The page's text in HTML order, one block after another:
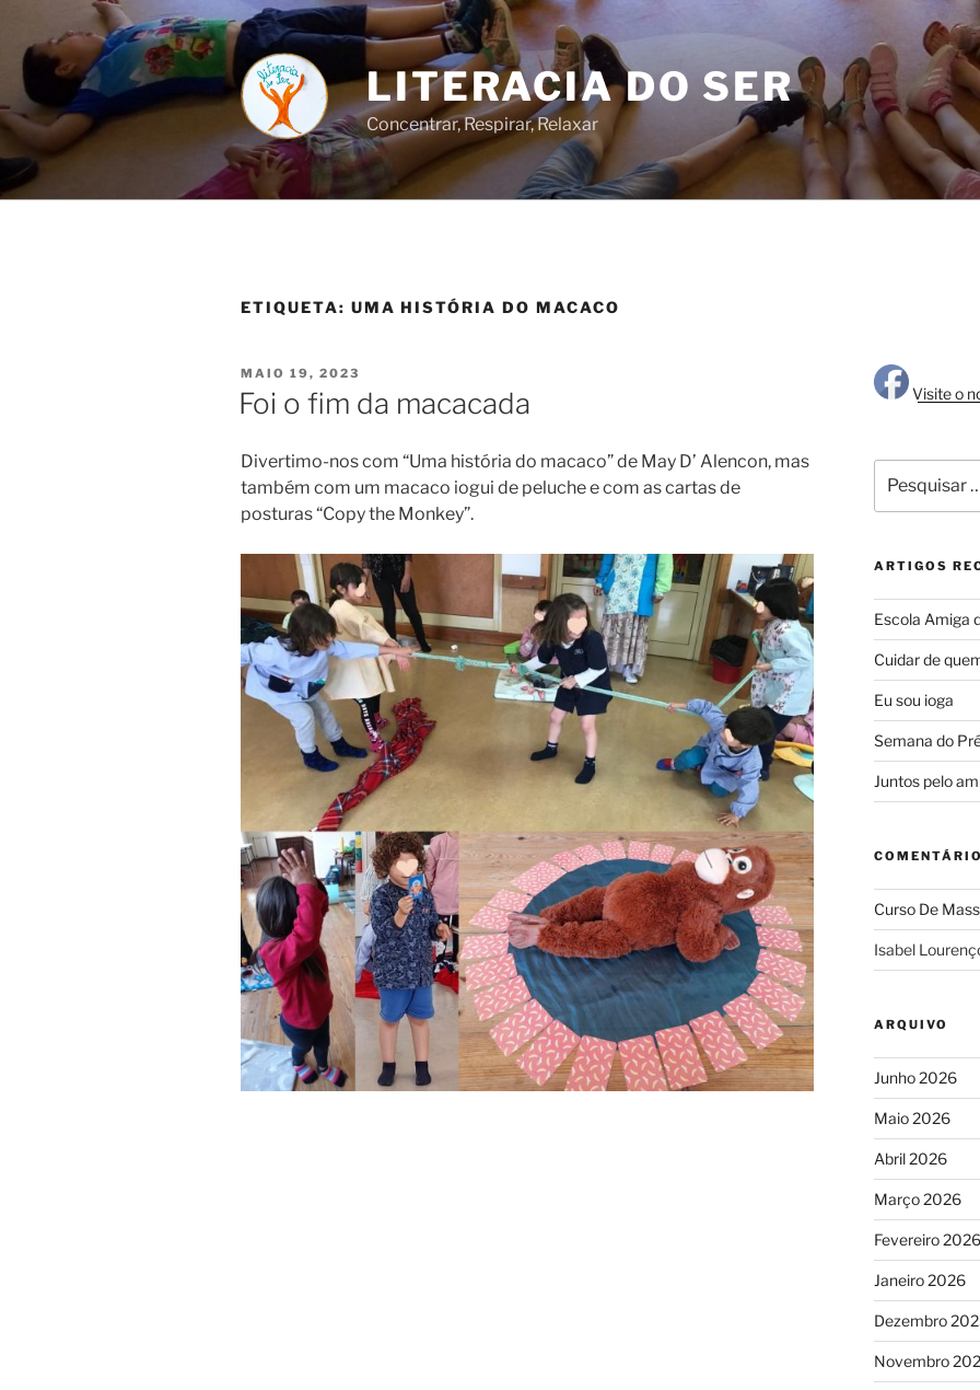
conteúdo
LITERACIA DO SER
Concentrar, Respirar, Relaxar
ETIQUETA: UMA HISTÓRIA DO MACACO
PUBLICADO
EM
MAIO 19, 2023
Foi o fim da macacada
Divertimo-nos com “Uma história do macaco” de May D’ Alencon, mas
também com um macaco iogui de peluche e com as cartas de
posturas “Copy the Monkey”.
Visite o
por:
ARTIGOS
Escola Amiga
Cuidar de
Eu sou ioga
Semana do
Juntos pelo
Curso De
Isabel
ARQUIVO
Junho 2026
Maio 2026
Abril 2026
Março 2026
Fevereiro 2026
Janeiro 2026
Dezembro
Novembro